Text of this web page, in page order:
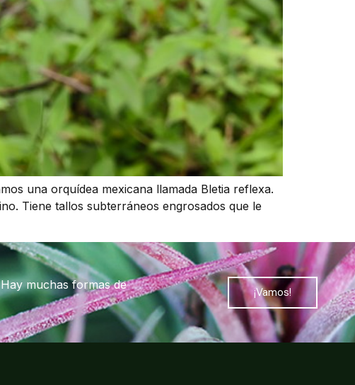
una orquídea mexicana llamada Bletia reflexa.
Tiene tallos subterráneos engrosados que le
muchas formas de
¡Vamos!